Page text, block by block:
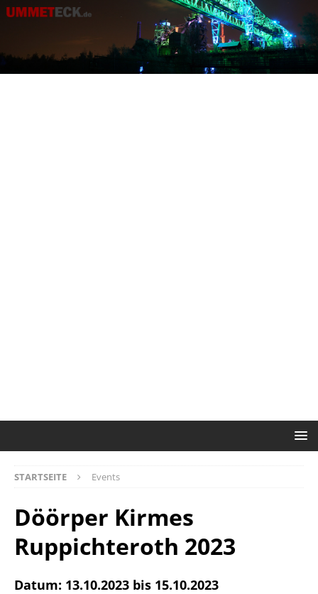
STARTSEITE Events
Döörper Kirmes
Ruppichteroth 2023
Datum: 13.10.2023 bis 15.10.2023